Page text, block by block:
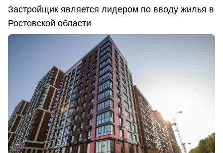
Застройщик является лидером по вводу жилья в
Ростовской области